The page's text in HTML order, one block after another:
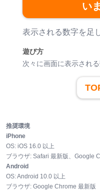
い
ゲーム紹介
表示される数字を足
遊び方
次々に画面に表示され
推奨環境
iPhone
OS: iOS 16.0 以上
ブラウザ: Safari 最新版、Google
Android
OS:Android 10.0 以上
ブラウザ: Google Chrome 最新版